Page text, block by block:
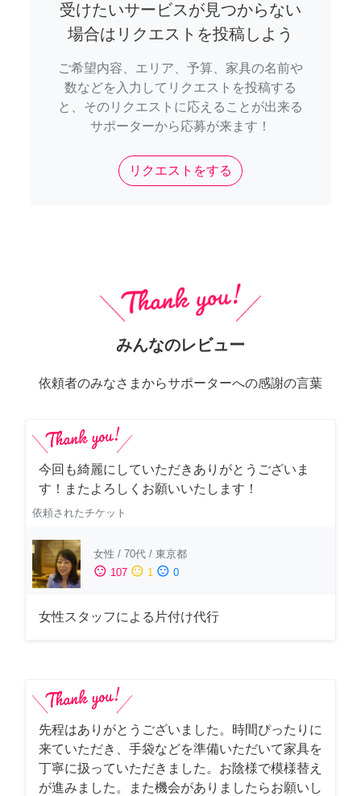
受けたいサービスが見つからない
場合はリクエストを投稿しよう
ご希望内容、エリア、予算、家具の名前や
数などを入力してリクエストを投稿する
と、そのリクエストに応えることが出来る
サポーターから応募が来ます！
リクエストをする
みんなのレビュー
依頼者のみなさまからサポーターへの感謝の言葉
今回も綺麗にしていただきありがとうございま
す！またよろしくお願いいたします！
依頼されたチケット
女性 / 70代 / 東京都
sentiment_satisfied 107 sentiment_neutral 1 sentiment_dissatisfied 0
女性スタッフによる片付け代行
先程はありがとうございました。時間ぴったりに
来ていただき、手袋などを準備いただいて家具を
丁寧に扱っていただきました。お陰様で模様替え
が進みました。また機会がありましたらお願いし